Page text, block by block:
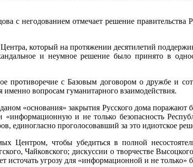
с негодованием отмечает решение правительства
который на протяжении десятилетий
и неумное решение было принято в
противоречие с Базовым договором о дружбе и
именно вопросам гуманитарного взаимодействия.
«основания» закрытия Русского дома поражают
«информационную и не только безопасность
единогласно проголосовавший за это идиотское
Центром, чтобы убедиться в полной
Чайковского; дискуссии о творчестве
источать угрозу для «информационной и не только»